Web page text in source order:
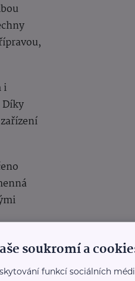
i
soukromí a
funkcí sociálních